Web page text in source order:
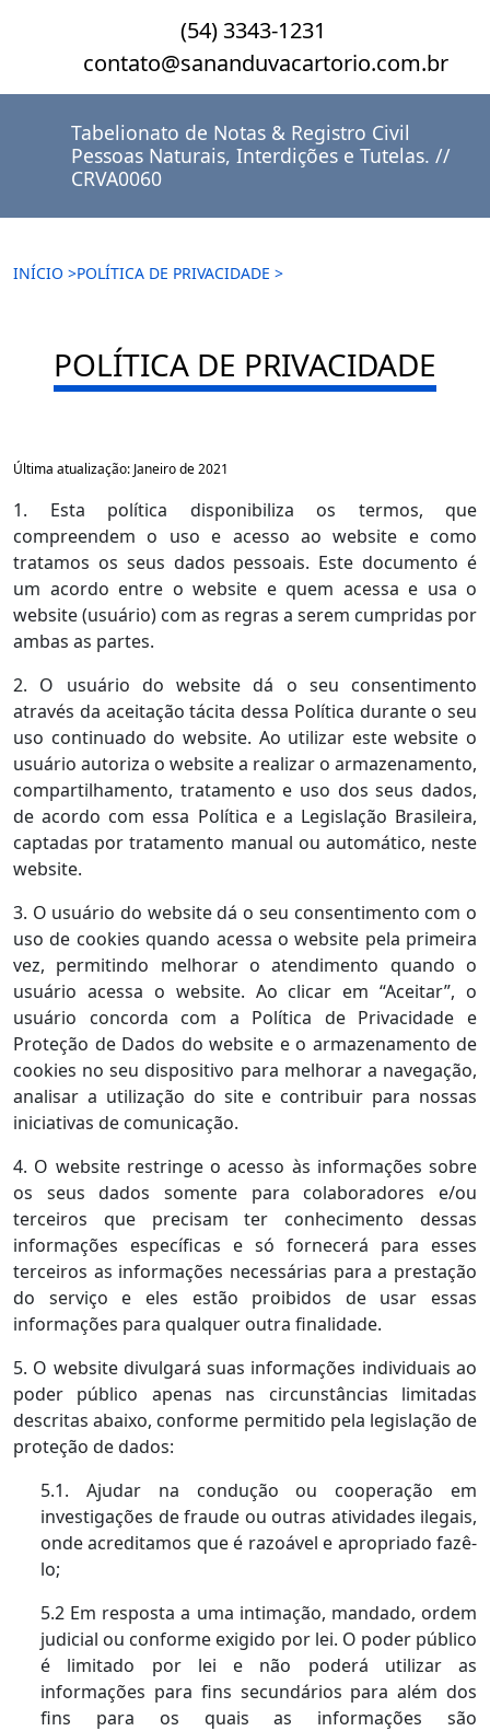
(54) 3343-1231
contato@sananduvacartorio.com.br
Tabelionato de Notas & Registro Civil
Pessoas Naturais, Interdições e Tutelas. //
CRVA0060
INÍCIO >POLÍTICA DE PRIVACIDADE >
POLÍTICA DE PRIVACIDADE
Última atualização: Janeiro de 2021
1. Esta política disponibiliza os termos, que
compreendem o uso e acesso ao website e como
tratamos os seus dados pessoais. Este documento é
um acordo entre o website e quem acessa e usa o
website (usuário) com as regras a serem cumpridas por
ambas as partes.
2. O usuário do website dá o seu consentimento
através da aceitação tácita dessa Política durante o seu
uso continuado do website. Ao utilizar este website o
usuário autoriza o website a realizar o armazenamento,
compartilhamento, tratamento e uso dos seus dados,
de acordo com essa Política e a Legislação Brasileira,
captadas por tratamento manual ou automático, neste
website.
3. O usuário do website dá o seu consentimento com o
uso de cookies quando acessa o website pela primeira
vez, permitindo melhorar o atendimento quando o
usuário acessa o website. Ao clicar em “Aceitar”, o
usuário concorda com a Política de Privacidade e
Proteção de Dados do website e o armazenamento de
cookies no seu dispositivo para melhorar a navegação,
analisar a utilização do site e contribuir para nossas
iniciativas de comunicação.
4. O website restringe o acesso às informações sobre
os seus dados somente para colaboradores e/ou
terceiros que precisam ter conhecimento dessas
informações específicas e só fornecerá para esses
terceiros as informações necessárias para a prestação
do serviço e eles estão proibidos de usar essas
informações para qualquer outra finalidade.
5. O website divulgará suas informações individuais ao
poder público apenas nas circunstâncias limitadas
descritas abaixo, conforme permitido pela legislação de
proteção de dados:
5.1. Ajudar na condução ou cooperação em
investigações de fraude ou outras atividades ilegais,
onde acreditamos que é razoável e apropriado fazê-
lo;
5.2 Em resposta a uma intimação, mandado, ordem
judicial ou conforme exigido por lei. O poder público
é limitado por lei e não poderá utilizar as
informações para fins secundários para além dos
fins para os quais as informações são